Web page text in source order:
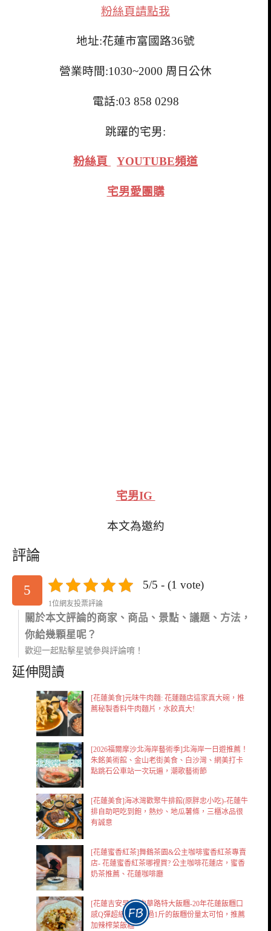
粉絲頁請點我
地址:花蓮市富國路36號
營業時間:1030~2000 周日公休
電話:03 858 0298
跳躍的宅男:
粉絲頁 YOUTUBE頻道
宅男愛團購
宅男IG
本文為邀約
評論
5 5/5 - (1 vote)
1位網友投票評論
關於本文評論的商家、商品、景點、議題、方法，
你給幾顆星呢？
歡迎一起點擊星號參與評論唷！
延伸閱讀
[花蓮美食]元味牛肉麵: 花蓮麵店這家真大碗，推
薦秘製香料牛肉麵片，水餃真大!
[2026福爾摩沙北海岸藝術季]北海岸一日遊推薦！
朱銘美術館、金山老街美食、白沙灣、網美打卡
點跳石公車站一次玩遍，潮歌藝術節
[花蓮美食]海冰灣歡聚牛排館(原胖忠小吃)-花蓮牛
排自助吧吃到飽，熱炒、地瓜薯條，三櫃冰品很
有誠意
[花蓮蜜香紅茶]舞鶴茶園&公主咖啡蜜香紅茶專賣
店- 花蓮蜜香紅茶哪裡買? 公主咖啡花蓮店，蜜香
奶茶推薦、花蓮咖啡廳
[花蓮吉安早餐]中華路特大飯糰-20年花蓮飯糰口
感Q彈超級好，超過1斤的飯糰份量太可怕，推薦
加辣榨菜飯糰